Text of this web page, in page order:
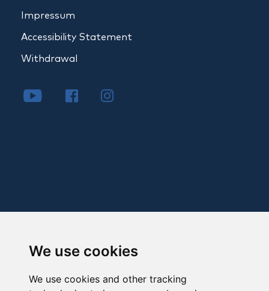
We use cookies
We use cookies and other tracking
Impressum
Accessibility Statement
Withdrawal